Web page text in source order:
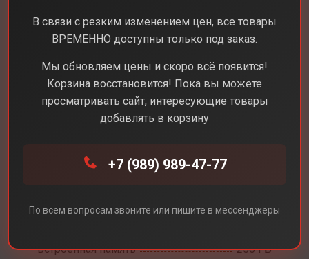
Samsung Galaxy S25+
Встроенная память
256 ГБ
В связи с резким изменением цен, все товары
ВРЕМЕННО доступны только под заказ.
Мы обновляем цены и скоро всё появится!
Корзина восстановится! Пока вы можете
просматривать сайт, интересующие товары
добавлять в корзину
+7 (989) 989-47-77
По всем вопросам звоните или пишите в мессенджеры